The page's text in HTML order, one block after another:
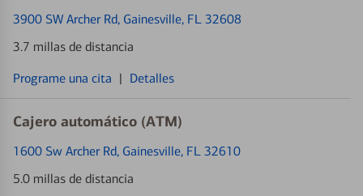
3900 SW Archer Rd, Gainesville, FL 32608
3.7 millas de distancia
Programe una cita | Detalles
Cajero automático (ATM)
1600 Sw Archer Rd, Gainesville, FL 32610
5.0 millas de distancia